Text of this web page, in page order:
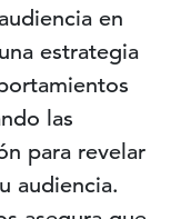
en
estrategia
las
para revelar
audiencia.